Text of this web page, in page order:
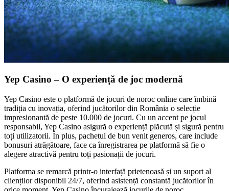
Yep Casino – O experiență de joc modernă
Yep Casino este o platformă de jocuri de noroc online care îmbină
tradiția cu inovația, oferind jucătorilor din România o selecție
impresionantă de peste 10.000 de jocuri. Cu un accent pe jocul
responsabil, Yep Casino asigură o experiență plăcută și sigură pentru
toți utilizatorii. În plus, pachetul de bun venit generos, care include
bonusuri atrăgătoare, face ca înregistrarea pe platformă să fie o
alegere atractivă pentru toți pasionații de jocuri.
Platforma se remarcă printr-o interfață prietenoasă și un suport al
clienților disponibil 24/7, oferind asistență constantă jucătorilor în